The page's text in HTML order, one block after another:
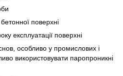
поверхні
експлуатації поверхні
особливо у промислових і
використовувати паропроникні